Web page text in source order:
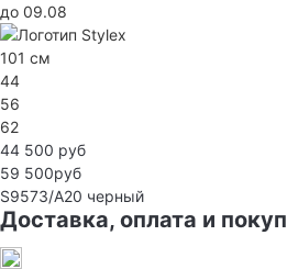
до 09.08
101 см
44
56
62
44 500 руб
59 500руб
S9573/А20 черный
Доставка, оплата и